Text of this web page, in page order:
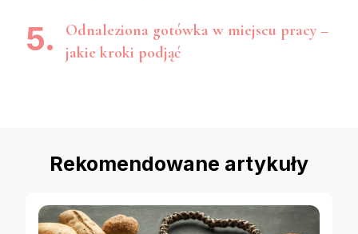
Odnaleziona gotówka w miejscu pracy –
jakie kroki podjąć
Rekomendowane artykuły